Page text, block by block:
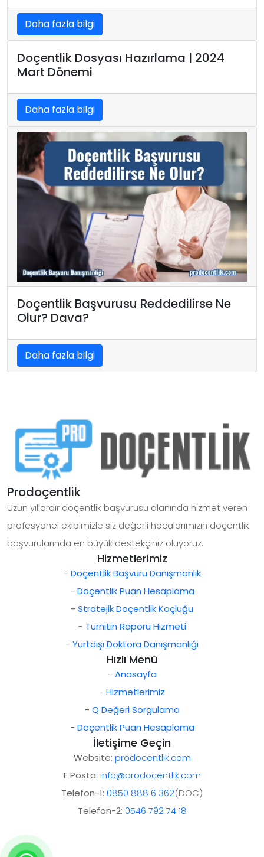
Daha fazla bilgi
Doçentlik Dosyası Hazırlama | 2024
Mart Dönemi
Daha fazla bilgi
Doçentlik Başvurusu Reddedilirse Ne
Olur? Dava?
Daha fazla bilgi
Prodoçentlik
Uzun yıllardır doçentlik başvurusu alanında hizmet veren
profesyonel ekibimizle siz değerli hocalarımızın doçentlik
başvurularında en büyük destekçiniz oluyoruz.
Hizmetlerimiz
- Doçentlik Başvuru Danışmanlık
- Doçentlik Puan Hesaplama
- Stratejik Doçentlik Koçluğu
- Turnitin Raporu Hizmeti
- Yurtdışı Doktora Danışmanlığı
Hızlı Menü
- Anasayfa
- Hizmetlerimiz
- Q Değeri Sorgulama
- Doçentlik Puan Hesaplama
İletişime Geçin
Website: prodocentlik.com
E Posta: info@prodocentlik.com
Telefon-1: 0850 888 6 362(DOC)
Telefon-2: 0546 792 74 18